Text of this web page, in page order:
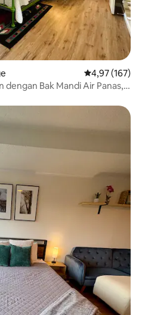
Nilai rata-rata
4,97 (167)
Bak Mandi Air Panas,